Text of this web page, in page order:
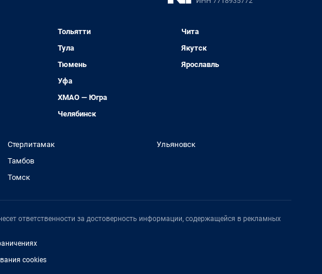
Тольятти
Тула
Тюмень
Уфа
ХМАО — Югра
Челябинск
Чита
Якутск
Ярославль
Стерлитамак
Тамбов
Томск
Ульяновск
ответственности за достоверность информации, содержащейся в рекламных
cookies